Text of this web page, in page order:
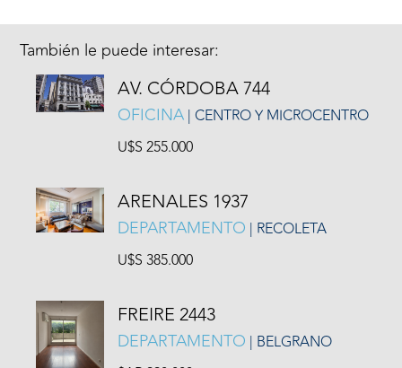
También le puede interesar:
AV. CÓRDOBA 744
OFICINA| CENTRO Y MICROCENTRO
U$S 255.000
ARENALES 1937
DEPARTAMENTO | RECOLETA
U$S 385.000
FREIRE 2443
DEPARTAMENTO | BELGRANO